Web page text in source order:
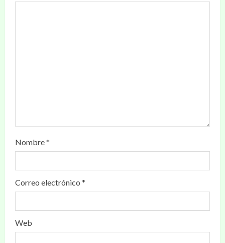
Nombre*
Correo electrónico *
Web